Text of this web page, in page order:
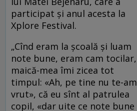
participat și anul acesta la
Xplore Festival.
„Cînd eram la școală și luam
note bune, eram cam tocilar,
maică-mea îmi zicea tot
timpul: «Ah, pe tine nu te-am
vrut», că eu sînt al patrulea
copil, «dar uite ce note bune